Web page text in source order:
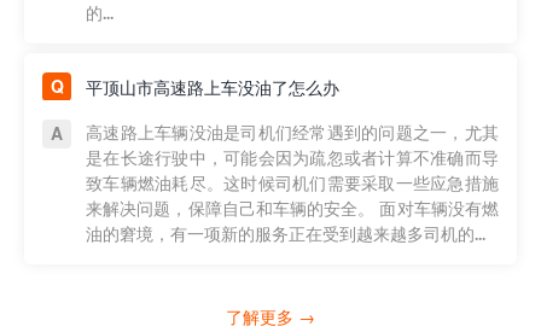
的...
平顶山市高速路上车没油了怎么办
高速路上车辆没油是司机们经常遇到的问题之一，尤其
是在长途行驶中，可能会因为疏忽或者计算不准确而导
致车辆燃油耗尽。这时候司机们需要采取一些应急措施
来解决问题，保障自己和车辆的安全。 面对车辆没有燃
油的窘境，有一项新的服务正在受到越来越多司机的...
了解更多 →